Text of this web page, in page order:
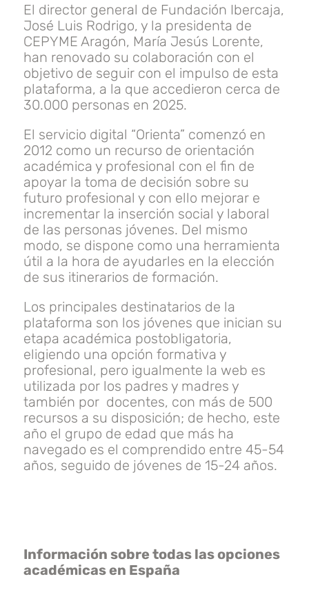
El director general de Fundación Ibercaja,
José Luis Rodrigo, y la presidenta de
CEPYME Aragón, María Jesús Lorente,
han renovado su colaboración con el
objetivo de seguir con el impulso de esta
plataforma, a la que accedieron cerca de
30.000 personas en 2025.
El servicio digital “Orienta” comenzó en
2012 como un recurso de orientación
académica y profesional con el fin de
apoyar la toma de decisión sobre su
futuro profesional y con ello mejorar e
incrementar la inserción social y laboral
de las personas jóvenes. Del mismo
modo, se dispone como una herramienta
útil a la hora de ayudarles en la elección
de sus itinerarios de formación.
Los principales destinatarios de la
plataforma son los jóvenes que inician su
etapa académica postobligatoria,
eligiendo una opción formativa y
profesional, pero igualmente la web es
utilizada por los padres y madres y
también por docentes, con más de 500
recursos a su disposición; de hecho, este
año el grupo de edad que más ha
navegado es el comprendido entre 45-54
años, seguido de jóvenes de 15-24 años.
Información sobre todas las opciones
académicas en España